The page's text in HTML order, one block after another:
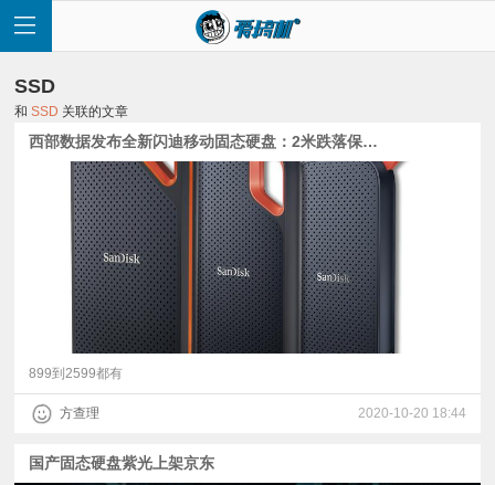
讯
测
SSD
和SSD 关联的文章
西部数据发布全新闪迪移动固态硬盘：2米跌落保护+2T每秒读写
899到2599都有
方查理 2020-10-20 18:44
国产固态硬盘紫光上架京东